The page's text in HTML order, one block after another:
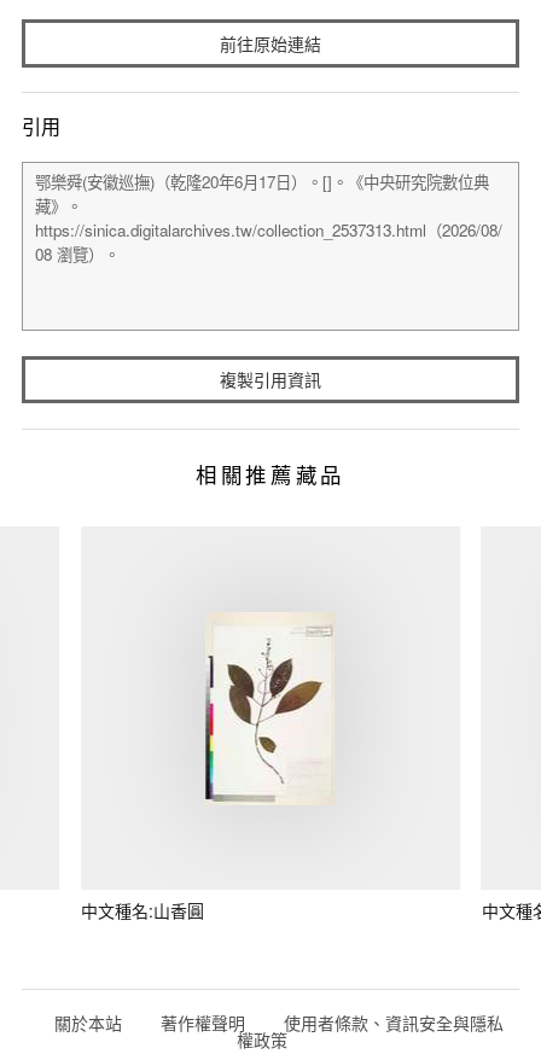
前往原始連結
引用
複製引用資訊
相關推薦藏品
中文種名:山香圓 中文種
關於本站 著作權聲明 使用者條款、資訊安全與隱私
權政策